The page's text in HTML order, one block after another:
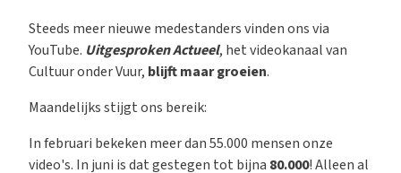
Steeds meer nieuwe medestanders vinden ons via
YouTube. Uitgesproken Actueel, het videokanaal van
Cultuur onder Vuur, blijft maar groeien.
Maandelijks stijgt ons bereik:
In februari bekeken meer dan 55.000 mensen onze
video's. In juni is dat gestegen tot bijna 80.000! Alleen al